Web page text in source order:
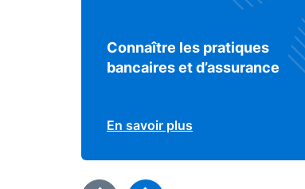
Connaître les pratiques
bancaires et d’assurance
En savoir plus